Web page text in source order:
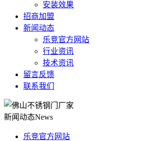
安装效果
招商加盟
新闻动态
乐竞官方网站
行业资讯
技术资讯
留言反馈
联系我们
新闻动态News
乐竞官方网站